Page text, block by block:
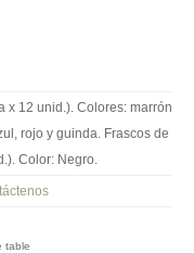
x 12 unid.). Colores: marrón
rojo y guinda. Frascos de
Color: Negro.